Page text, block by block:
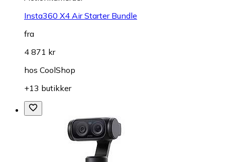
Insta360 X4 Air Starter Bundle
fra
4 871 kr
hos CoolShop
+13 butikker